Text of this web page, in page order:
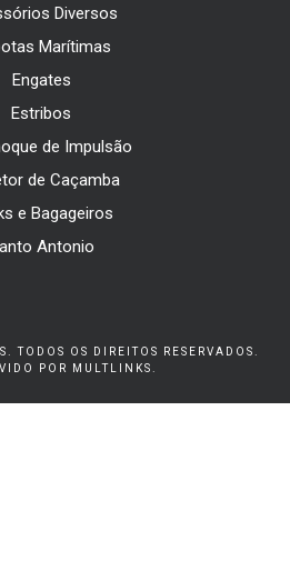
Diversos
Marítimas
Engates
Estribos
de Impulsão
de Caçamba
e Bagageiros
Antonio
TODOS OS DIREITOS RESERVADOS.
POR
MULTLINKS